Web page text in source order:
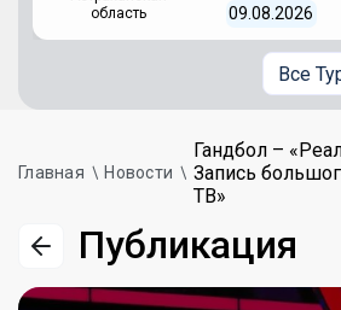
область
09.08.2026
Все
Главная Новости
Гандбол –
Запись
ТВ»
Публикация